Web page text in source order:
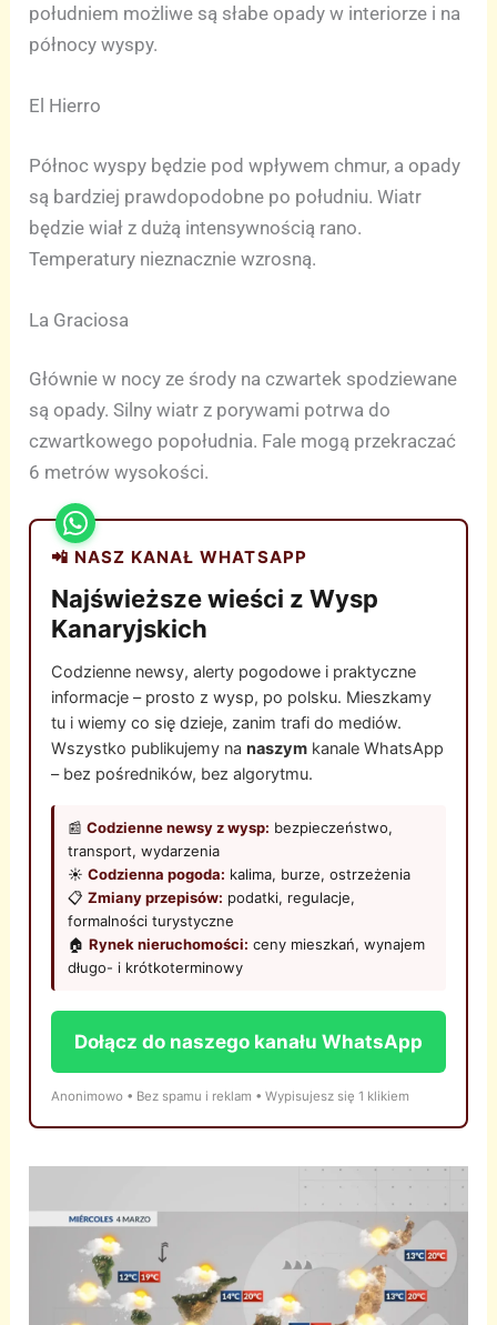
południem możliwe są słabe opady w interiorze i na
północy wyspy.
El Hierro
Północ wyspy będzie pod wpływem chmur, a opady
są bardziej prawdopodobne po południu. Wiatr
będzie wiał z dużą intensywnością rano.
Temperatury nieznacznie wzrosną.
La Graciosa
Głównie w nocy ze środy na czwartek spodziewane
są opady. Silny wiatr z porywami potrwa do
czwartkowego popołudnia. Fale mogą przekraczać
6 metrów wysokości.
📲 NASZ KANAŁ WHATSAPP
Najświeższe wieści z Wysp
Kanaryjskich
Codzienne newsy, alerty pogodowe i praktyczne
informacje – prosto z wysp, po polsku. Mieszkamy
tu i wiemy co się dzieje, zanim trafi do mediów.
Wszystko publikujemy nanaszym kanale WhatsApp
– bez pośredników, bez algorytmu.
📰Codzienne newsy z wysp: bezpieczeństwo,
transport, wydarzenia
☀️Codzienna pogoda: kalima, burze, ostrzeżenia
📋Zmiany przepisów: podatki, regulacje,
formalności turystyczne
🏠Rynek nieruchomości: ceny mieszkań, wynajem
długo- i krótkoterminowy
Dołącz do naszego kanału WhatsApp
Anonimowo • Bez spamu i reklam • Wypisujesz się 1 klikiem